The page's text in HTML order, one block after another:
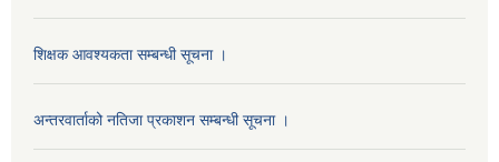
शिक्षक आवश्यकता सम्बन्धी सूचना ।
अन्तरवार्ताको नतिजा प्रकाशन सम्बन्धी सूचना ।